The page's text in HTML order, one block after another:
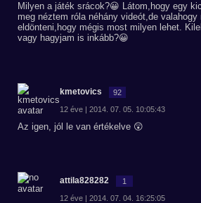
Milyen a játék srácok?😀 Látom,hogy egy
meg néztem róla néhány videót,de
eldönteni,hogy mégis most milyen lehet.
vagy hagyjam is inkább?😀
kmetovics 92
12 éve | 2014. 07. 05. 10:05:43
Az igen, jól le van értékelve 😲
attila828282 1
12 éve | 2014. 07. 04. 16:25:05